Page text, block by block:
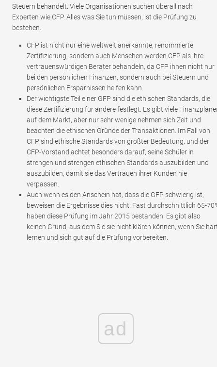
Steuern behandelt. Viele Organisationen suchen überall nach
Experten wie CFP. Alles was Sie tun müssen, ist die Prüfung zu
bestehen.
CFP ist nicht nur eine weltweit anerkannte, renommierte
Zertifizierung, sondern auch Menschen werden CFP als ihre
vertrauenswürdigen Berater behandeln, da CFP ihnen nicht nur
bei den persönlichen Finanzen, sondern auch bei Steuern und
persönlichen Ersparnissen helfen kann.
Der wichtigste Teil einer GFP sind die ethischen Standards, die
diese Zertifizierung für andere festlegt. Es gibt viele
auf dem Markt, aber nur sehr wenige nehmen sich Zeit und
beachten die ethischen Gründe der Transaktionen. Im Fall von
CFP sind ethische Standards von größter Bedeutung, und der
CFP-Vorstand achtet besonders darauf, seine Schüler in
strengen und strengen ethischen Standards auszubilden und
auszubilden, damit sie das Vertrauen ihrer Kunden nie
verpassen.
Auch wenn es den Anschein hat, dass die GFP schwierig ist,
beweisen die Ergebnisse dies nicht. Fast durchschnittlich 65-
haben diese Prüfung im Jahr 2015 bestanden. Es gibt also
keinen Grund, aus dem Sie sie nicht klären können, wenn Sie
lernen und sich gut auf die Prüfung vorbereiten.
ad